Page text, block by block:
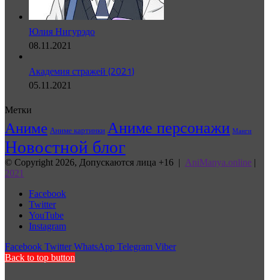
Юлия Нигурэдо
08.11.2021
Академия стражей (2021)
05.11.2021
Метки
Аниме Аниме картинки Аниме персонажи Манги
Новостной блог
© Copyright 2026, Допускаются лица +16 | AniManya.online |
2021
Facebook
Twitter
YouTube
Instagram
Facebook Twitter WhatsApp Telegram Viber
Back to top button